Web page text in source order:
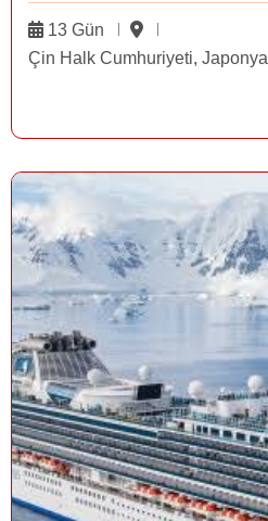
13 Gün
Çin Halk Cumhuriyeti, Japonya